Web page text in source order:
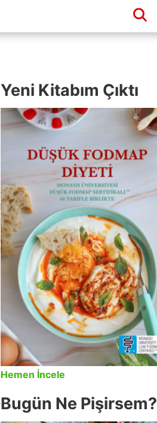
Yeni Kitabım Çıktı
Hemen İncele
Bugün Ne Pişirsem?